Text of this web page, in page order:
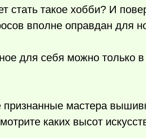
стать такое хобби? И
вполне оправдан для
для себя можно только
мастера
каких высот